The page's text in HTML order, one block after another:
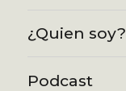
¿Quien soy?
Podcast